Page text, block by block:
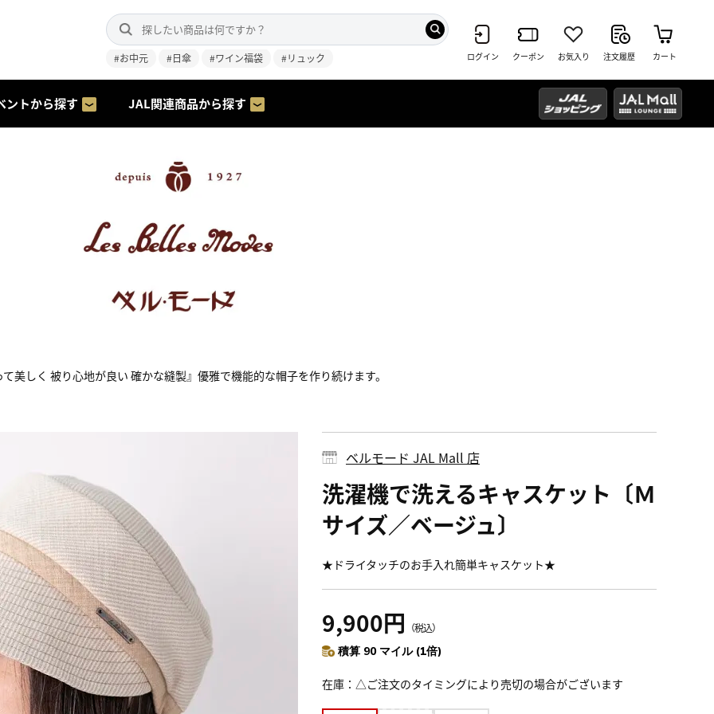
#お中元 #日傘 #ワイン福袋 #リュック ログイン クーポン お気入り 注文履歴 カート
ントから探す JAL関連商品から探す
美しく 被り心地が良い 確かな縫製』優雅で機能的な帽子を作り続けます。
ベルモード JAL Mall 店
洗濯機で洗えるキャスケット〔Ｍ
サイズ／ベージュ〕
★ドライタッチのお手入れ簡単キャスケット★
9,900円 （税込）
積算 90 マイル (1倍)
在庫 △ご注文のタイミングにより売切の場合がございます